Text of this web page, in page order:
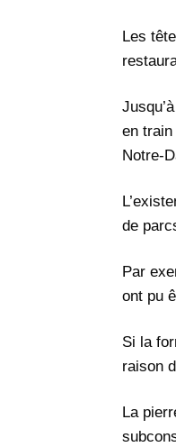
Les
en
Notre-
de
Par
ont pu
Si la
raison
La